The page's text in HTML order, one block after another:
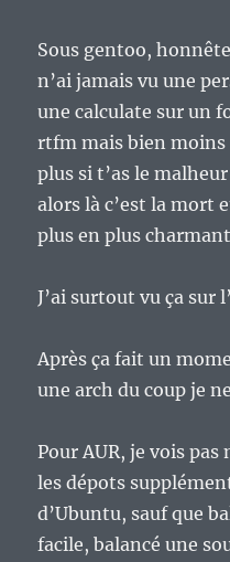
Sous gentoo,
n’ai jamais vu une
une calculate sur un
rtfm mais bien moins
plus si t’as le
alors là c’est la mort
plus en plus
J’ai surtout vu ça sur
Après ça fait un
une arch du coup je
Pour AUR, je vois
les dépots
d’Ubuntu, sauf que
facile, balancé une